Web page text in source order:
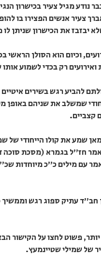
נודע מגיל צעיר בכישרון
צעיר אנשים הפצירו בו
יבזבז את הכישרון שניתן
וכיום הוא הסולן הראשי
ואירועים רק בכדי לשמוע
להביע רגש בשירים
שמשלב את שניהם באופן
קצביים.
שמע את קולו הייחודי
חז"ל בגמרא (מסכת סוכה
עם מילים כ"כ מיוחדות
חב"ד עתיק ספוג רגש
פשוט לחצו על הקישור
של שמילי שטיינמעץ.